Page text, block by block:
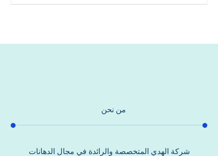
من نحن
شركة الهدي المتخصصة والرائدة في مجال الدهانات